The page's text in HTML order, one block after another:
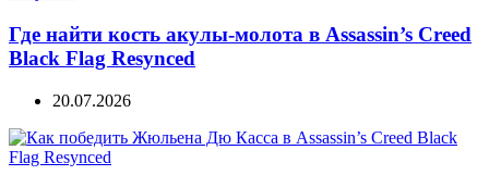
Где найти кость акулы-молота в Assassin’s Creed
Black Flag Resynced
20.07.2026